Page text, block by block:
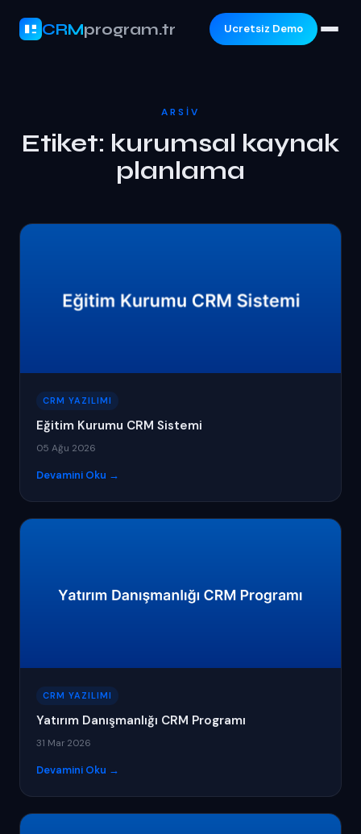
CRMprogram.tr Ucretsiz Demo
ARSIV
Etiket: kurumsal kaynak
planlama
CRM YAZILIMI
Eğitim Kurumu CRM Sistemi
05 Ağu 2026
Devamini Oku →
CRM YAZILIMI
Yatırım Danışmanlığı CRM Programı
31 Mar 2026
Devamini Oku →